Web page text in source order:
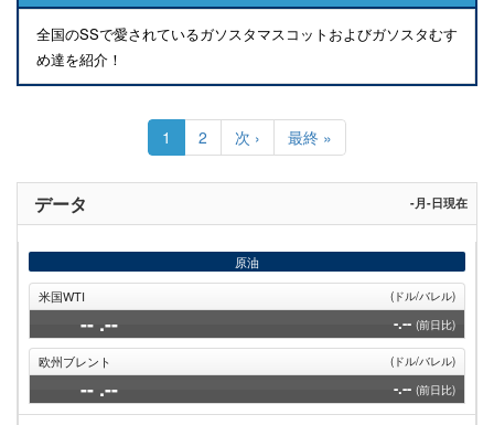
全国のSSで愛されているガソスタマスコットおよびガソスタむす
め達を紹介！
送
り
カ
レ
ン
ペ
1 Page
2
次
ペ
ー
次 ›
最
終
ペ
ジ
最終 »
データ -月-日現在
原油
米国WTI
(ドル/バレル)
-- .-- -.-- (前日比)
欧州ブレント (ドル/バレル)
-- .-- -.-- (前日比)